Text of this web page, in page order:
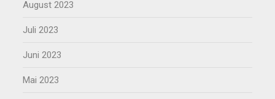
August 2023
Juli 2023
Juni 2023
Mai 2023